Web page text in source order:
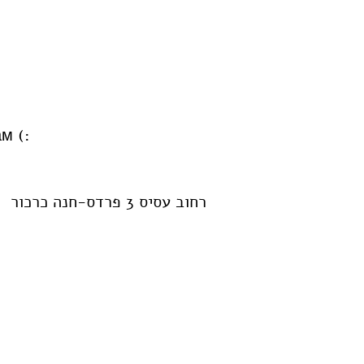
:) Или оставьте свои данные, и я сразу же вернусь к вам